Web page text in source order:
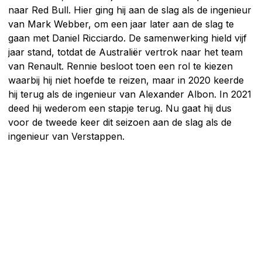
naar Red Bull. Hier ging hij aan de slag als de ingenieur
van Mark Webber, om een jaar later aan de slag te
gaan met Daniel Ricciardo. De samenwerking hield vijf
jaar stand, totdat de Australiër vertrok naar het team
van Renault. Rennie besloot toen een rol te kiezen
waarbij hij niet hoefde te reizen, maar in 2020 keerde
hij terug als de ingenieur van Alexander Albon. In 2021
deed hij wederom een stapje terug. Nu gaat hij dus
voor de tweede keer dit seizoen aan de slag als de
ingenieur van Verstappen.